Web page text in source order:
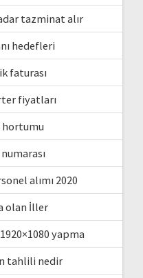
tazminat alır
hedefleri
faturası
fiyatları
hortumu
alımı 2020
olan İller
yapma
tahlili nedir